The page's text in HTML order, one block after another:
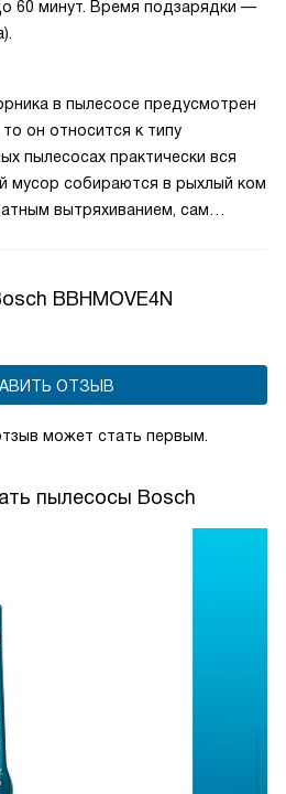
60 минут. Время подзарядки —
в пылесосе предусмотрен
он относится к типу
пылесосах практически вся
мусор собираются в рыхлый ком
вытряхиванием, сам
завершении уборки попросту
BBHMOVE4N
ОТЗЫВ
может стать первым.
пылесосы Bosch